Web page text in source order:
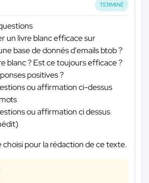
TERMINÉ
un livre blanc efficace sur
base de donnés d'emails btob ?
blanc ? Est ce toujours efficace ?
positives ?
ou affirmation ci-dessus
ou affirmation ci dessus
pour la rédaction de ce texte.